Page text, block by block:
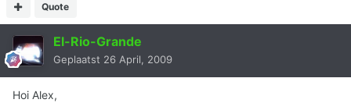
Quote
El-Rio-Grande
Geplaatst 26 April, 2009
Hoi Alex,